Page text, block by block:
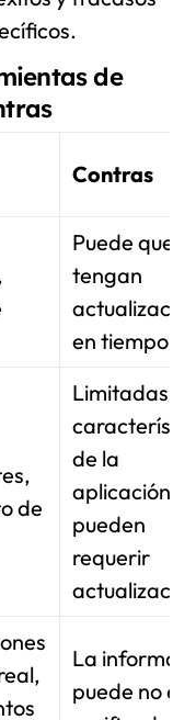
de
Contras
Puede que
tengan
en tiempo
de
Limitadas a
de la
aplicación,
pueden
requerir
La
puede no